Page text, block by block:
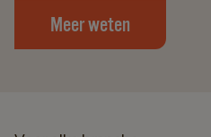
Meer weten